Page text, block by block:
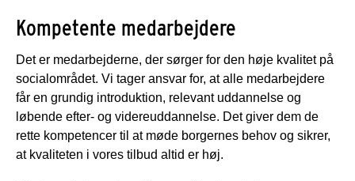
Kompetente medarbejdere
Det er medarbejderne, der sørger for den høje kvalitet på
socialområdet. Vi tager ansvar for, at alle medarbejdere
får en grundig introduktion, relevant uddannelse og
løbende efter- og videreuddannelse. Det giver dem de
rette kompetencer til at møde borgernes behov og sikrer,
at kvaliteten i vores tilbud altid er høj.